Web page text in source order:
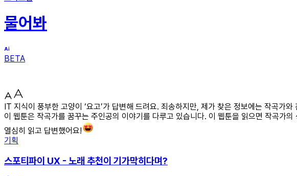
물어봐
BETA
IT 지식이 풍부한 고양이 ‘요고’가 답변해 드려요. 죄송하지만, 제가 찾은 정보에는 작곡가
이 웹툰은 작곡가를 꿈꾸는 주인공의 이야기를 다루고 있습니다. 이 웹툰을 읽으면 작곡가
열심히 읽고 답변했어요!
기획
스포티파이 UX - 노래 추천이 기가막히다며?